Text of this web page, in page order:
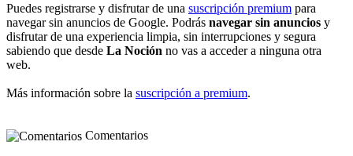
Puedes registrarse y disfrutar de una suscripción premium para
navegar sin anuncios de Google. Podrás navegar sin anuncios y
disfrutar de una experiencia limpia, sin interrupciones y segura
sabiendo que desde La Noción no vas a acceder a ninguna otra
web.
Más información sobre la suscripción a premium.
Comentarios